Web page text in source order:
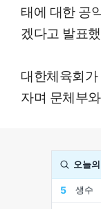
태에 대한 공
겠다고 발표
대한체육회
자며 문체부